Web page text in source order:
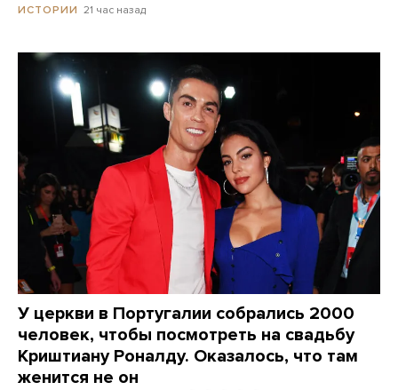
ИСТОРИИ 21 час назад
У церкви в Португалии собрались 2000
человек, чтобы посмотреть на свадьбу
Криштиану Роналду. Оказалось, что там
женится не он